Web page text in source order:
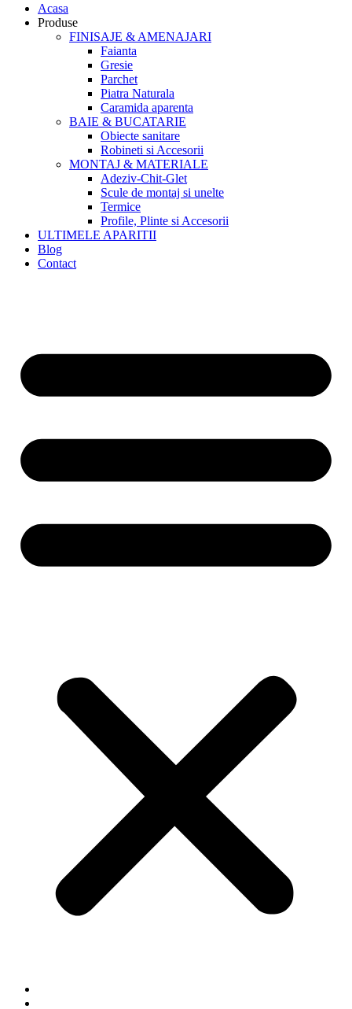
Acasa
Produse
FINISAJE & AMENAJARI
Faianta
Gresie
Parchet
Piatra Naturala
Caramida aparenta
BAIE & BUCATARIE
Obiecte sanitare
Robineti si Accesorii
MONTAJ & MATERIALE
Adeziv-Chit-Glet
Scule de montaj si unelte
Termice
Profile, Plinte si Accesorii
ULTIMELE APARITII
Blog
Contact